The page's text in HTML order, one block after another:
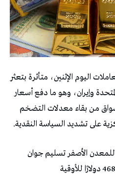
اليوم الإثنين، متأثرة بتعثر
وإيران، وهو ما دفع أسعار
من بقاء معدلات التضخم
على تشديد السياسة النقدية.
الأصفر تسليم جوان